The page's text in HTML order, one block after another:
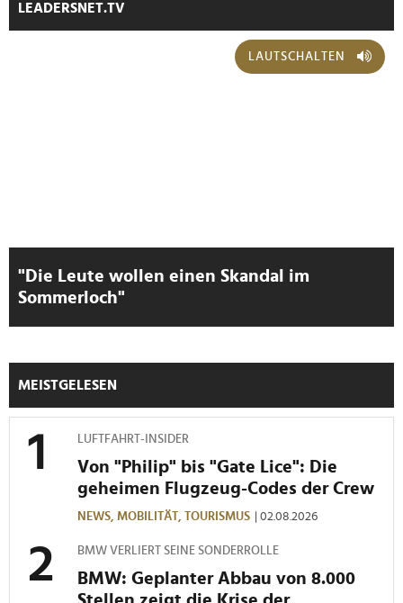
zu können und die Zugriffe auf unsere Website zu
analysieren. Außerdem geben wir Informationen zu Ihrer
Verwendung unserer Website an unsere Partner für
LEADERSNET.TV
LAUTSCHALTEN
"Die Leute wollen einen Skandal im
Sommerloch"
MEISTGELESEN
LUFTFAHRT-INSIDER
Von "Philip" bis "Gate Lice": Die
geheimen Flugzeug-Codes der Crew
NEWS, MOBILITÄT, TOURISMUS | 02.08.2026
BMW VERLIERT SEINE SONDERROLLE
BMW: Geplanter Abbau von 8.000